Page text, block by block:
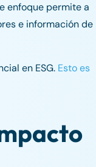
enfoque permite a
e información de
en ESG. Esto es